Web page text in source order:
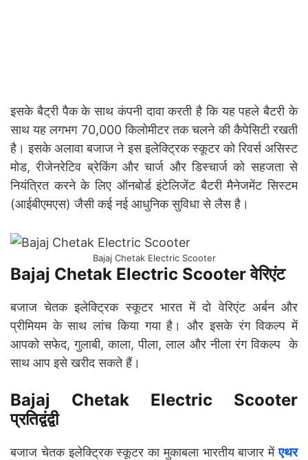
इसके बैट्री पैक के साथ कंपनी दावा करती है कि यह पहले बैटरी के
साथ यह लगभग 70,000 किलोमीटर तक चलने की कैपेसिटी रखती
है। इसके अलावा बजाज ने इस इलेक्ट्रिक स्कूटर को रिवर्स असिस्ट
मोड, रीजेनरेटिव ब्रेकिंग और चार्ज और डिस्चार्ज को सहजता से
नियंत्रित करने के लिए ऑनबोर्ड इंटेलिजेंट बैटरी मैनेजमेंट सिस्टम
(आईबीएमएस) जैसी कई नई आधुनिक सुविधा से लैस है।
Bajaj Chetak Electric Scooter
Bajaj Chetak Electric Scooter वेरिएंट
बजाज चेतक इलेक्ट्रिक स्कूटर भारत में दो वेरिएंट अर्बन और
प्रीमियम के साथ लांच किया गया है। और इसके रंग विकल्प में
आपको सफेद, गुलाबी, काला, पीला, लाल और नीला रंग विकल्प के
साथ आप इसे खरीद सकते हैं।
Bajaj Chetak Electric Scooter
प्रतिद्वंद्वी
बजाज चेतक इलेक्ट्रिक स्कूटर का मुकाबला भारतीय बाजार मेंएथर